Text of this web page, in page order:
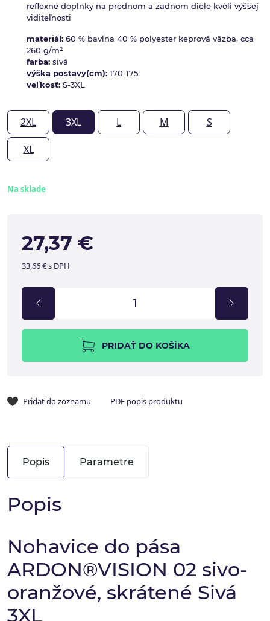
reflexné doplnky na prednom a zadnom diele kvôli vyššej
viditeľnosti
materiál: 60 % bavlna 40 % polyester keprová väzba, cca
260 g/m²
farba: sivá
výška postavy(cm): 170-175
veľkosť: S-3XL
2XL 3XL L M S
XL
Na sklade
27,37 €
33,66 € s DPH
PRIDAŤ DO KOŠÍKA
Pridať do zoznamu PDF popis produktu
Popis Parametre
Popis
Nohavice do pása
ARDON®VISION 02 sivo-
oranžové, skrátené Sivá
3XL